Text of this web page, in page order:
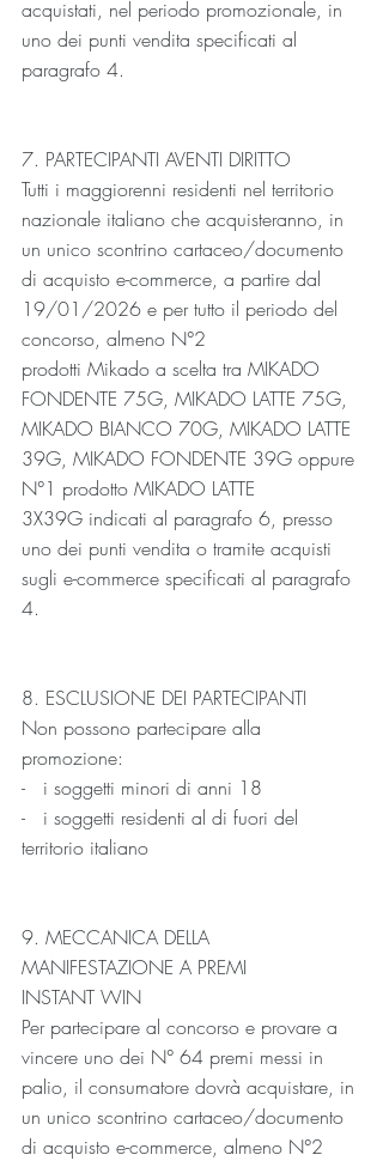
acquistati, nel periodo promozionale, in
uno dei punti vendita specificati al
paragrafo 4.
7. PARTECIPANTI AVENTI DIRITTO
Tutti i maggiorenni residenti nel territorio
nazionale italiano che acquisteranno, in
un unico scontrino cartaceo/documento
di acquisto e-commerce, a partire dal
19/01/2026 e per tutto il periodo del
concorso, almeno N°2
prodotti Mikado a scelta tra MIKADO
FONDENTE 75G, MIKADO LATTE 75G,
MIKADO BIANCO 70G, MIKADO LATTE
39G, MIKADO FONDENTE 39G oppure
N°1 prodotto MIKADO LATTE
3X39G indicati al paragrafo 6, presso
uno dei punti vendita o tramite acquisti
sugli e-commerce specificati al paragrafo
4.
8. ESCLUSIONE DEI PARTECIPANTI
Non possono partecipare alla
promozione:
-   i soggetti minori di anni 18
-   i soggetti residenti al di fuori del
territorio italiano
9. MECCANICA DELLA
MANIFESTAZIONE A PREMI
INSTANT WIN
Per partecipare al concorso e provare a
vincere uno dei N° 64 premi messi in
palio, il consumatore dovrà acquistare, in
un unico scontrino cartaceo/documento
di acquisto e-commerce, almeno N°2